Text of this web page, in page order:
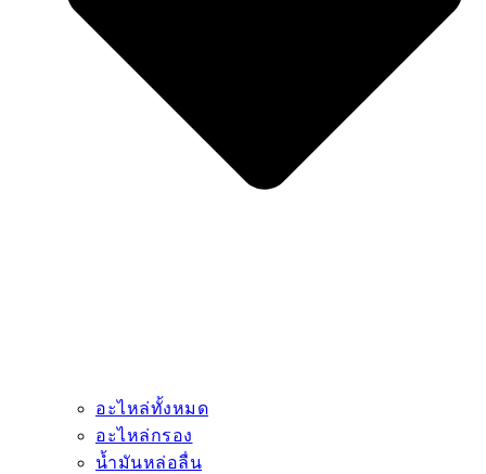
อะไหล่ทั้งหมด
อะไหล่กรอง
น้ำมันหล่อลื่น